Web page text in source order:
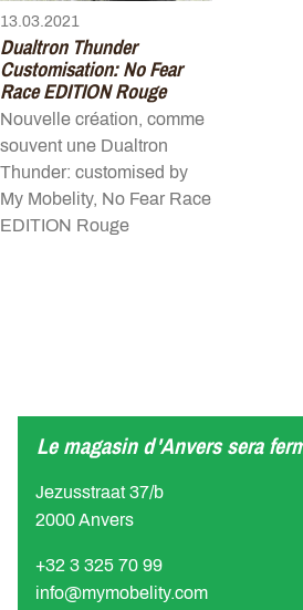
13.03.2021
Dualtron Thunder
Customisation: No Fear
Race EDITION Rouge
Nouvelle création, comme
souvent une Dualtron
Thunder: customised by
My Mobelity, No Fear Race
EDITION Rouge
Le magasin d'Anvers sera
Jezusstraat 37/b
2000 Anvers
+32 3 325 70 99
info@mymobelity.com